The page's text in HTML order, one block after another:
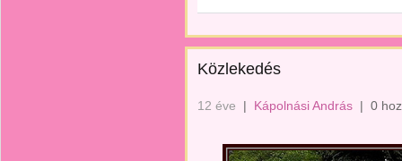
Közlekedés
12 éve | Kápolnási András | 0